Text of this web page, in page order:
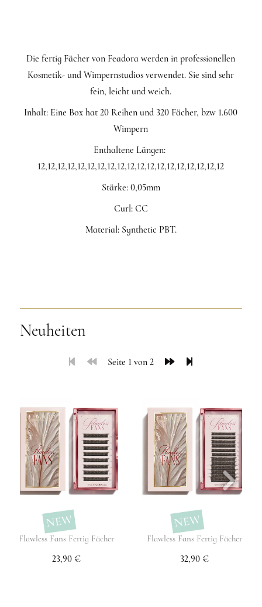
Die fertig Fächer von Feadora werden in professionellen
Kosmetik- und Wimpernstudios verwendet. Sie sind sehr
fein, leicht und weich.
Inhalt: Eine Box hat 20 Reihen und 320 Fächer, bzw 1.600
Wimpern
Enthaltene Längen:
12,12,12,12,12,12,12,12,12,12,12,12,12,12,12,12,12,12,12
Stärke: 0,05mm
Curl: CC
Material: Synthetic PBT.
Neuheiten
Seite 1 von 2
NEW
Flawless Fans Fertig Fächer
23,90 €
NEW
Flawless Fans Fertig Fächer
32,90 €